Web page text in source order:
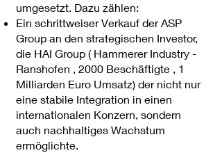
umgesetzt. Dazu zählen:
Ein schrittweiser Verkauf der ASP
Group an den strategischen Investor,
die HAI Group ( Hammerer Industry -
Ranshofen , 2000 Beschäftigte , 1
Milliarden Euro Umsatz) der nicht nur
eine stabile Integration in einen
internationalen Konzern, sondern
auch nachhaltiges Wachstum
ermöglichte.